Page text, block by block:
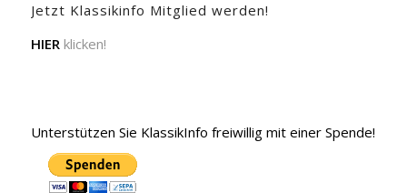
Jetzt Klassikinfo Mitglied werden!
HIER klicken!
Unterstützen Sie KlassikInfo freiwillig mit einer Spende!